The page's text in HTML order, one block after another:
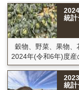
統計
穀物、野菜、果物、
2024年(令和6年)度産
統計